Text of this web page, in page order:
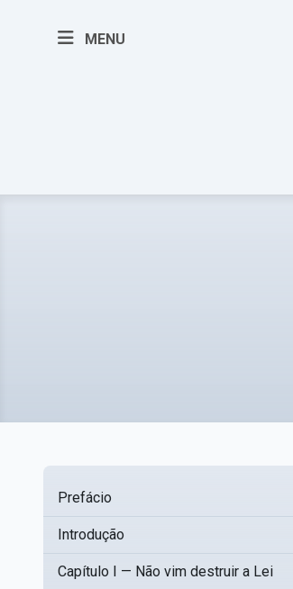
MENU
Prefácio
Introdução
Capítulo I — Não vim destruir a Lei